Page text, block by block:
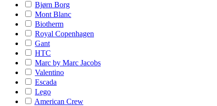
Bjørn Borg
Mont Blanc
Biotherm
Royal Copenhagen
Gant
HTC
Marc by Marc Jacobs
Valentino
Escada
Lego
American Crew